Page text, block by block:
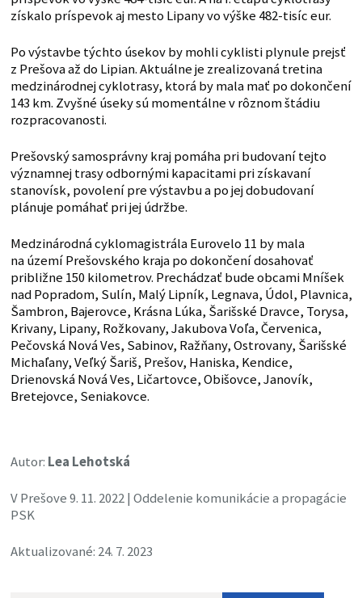
získalo príspevok aj mesto Lipany vo výške 482-tisíc eur.
Po výstavbe týchto úsekov by mohli cyklisti plynule prejsť
z Prešova až do Lipian. Aktuálne je zrealizovaná tretina
medzinárodnej cyklotrasy, ktorá by mala mať po dokončení
143 km. Zvyšné úseky sú momentálne v rôznom štádiu
rozpracovanosti.
Prešovský samosprávny kraj pomáha pri budovaní tejto
významnej trasy odbornými kapacitami pri získavaní
stanovísk, povolení pre výstavbu a po jej dobudovaní
plánuje pomáhať pri jej údržbe.
Medzinárodná cyklomagistrála Eurovelo 11 by mala
na území Prešovského kraja po dokončení dosahovať
približne 150 kilometrov. Prechádzať bude obcami Mníšek
nad Popradom, Sulín, Malý Lipník, Legnava, Údol, Plavnica,
Šambron, Bajerovce, Krásna Lúka, Šarišské Dravce, Torysa,
Krivany, Lipany, Rožkovany, Jakubova Voľa, Červenica,
Pečovská Nová Ves, Sabinov, Ražňany, Ostrovany, Šarišské
Michaľany, Veľký Šariš, Prešov, Haniska, Kendice,
Drienovská Nová Ves, Ličartovce, Obišovce, Janovík,
Bretejovce, Seniakovce.
Autor: Lea Lehotská
V Prešove 9. 11. 2022 | Oddelenie komunikácie a propagácie
PSK
Aktualizované: 24. 7. 2023